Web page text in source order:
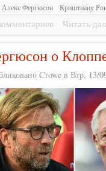
Алекс Фергюсон Криштиану
Читать
о
Crowe в Втр, 13/